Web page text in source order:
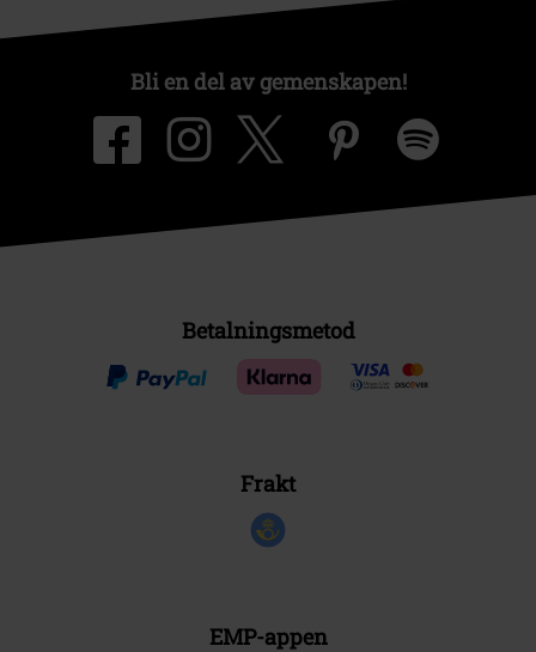
Bli en del av gemenskapen!
Betalningsmetod
Frakt
EMP-appen